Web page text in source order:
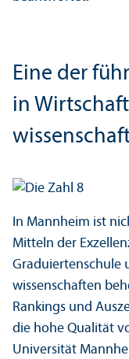
Eine der
in
In Mannheim ist
Mitteln der
Graduiertenschule
wissenschaften
Rankings und
die hohe Qualität
Universität